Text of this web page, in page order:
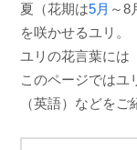
夏（花期は5月 ～8
を咲かせるユリ。
ユリの花言葉には
このページではユ
（英語）などをご